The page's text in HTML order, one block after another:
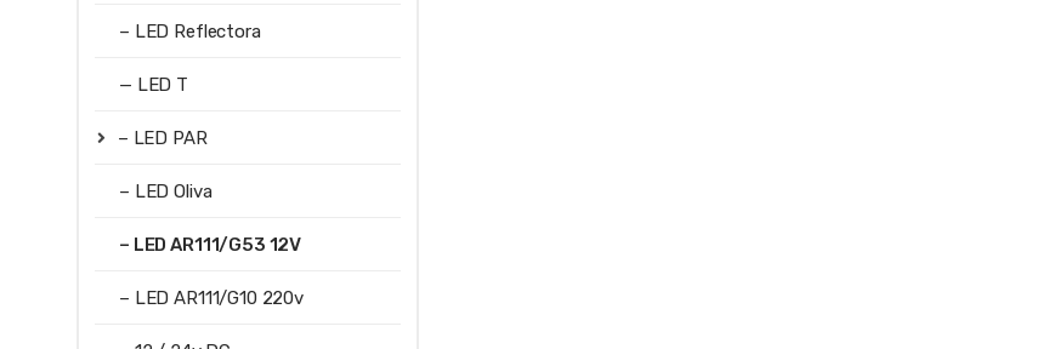
– LED Reflectora
— LED T
– LED PAR
– LED Oliva
– LED AR111/G53 12V
– LED AR111/G10 220v